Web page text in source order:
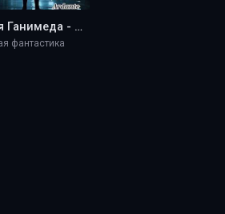
Песня Ганимеда - Ardante
фантастика